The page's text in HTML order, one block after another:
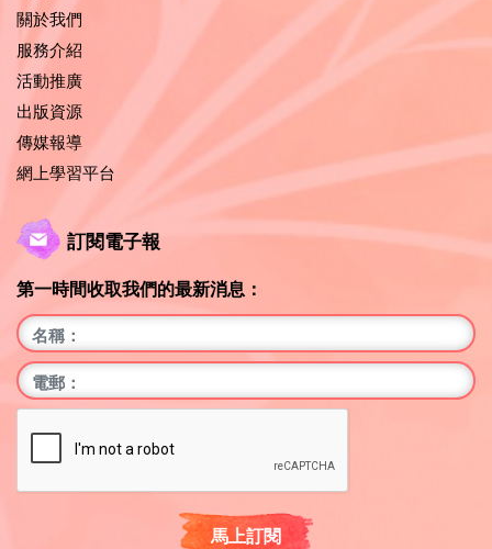
關於我們
服務介紹
活動推廣
出版資源
傳媒報導
網上學習平台
訂閱電子報
第一時間收取我們的最新消息：
馬上訂閱